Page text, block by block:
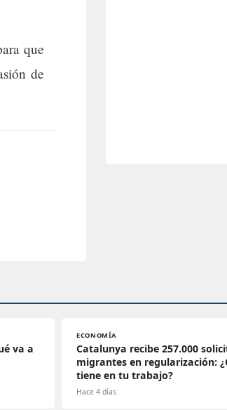
que
de
va a
ECONOMÍA
Catalunya recibe 257.000
migrantes en regularización:
tiene en tu trabajo?
Hace 4 días